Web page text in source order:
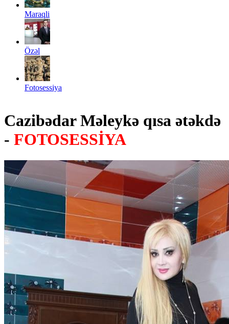
Maraqli
Özəl
Fotosessiya
Cazibədar Məleykə qısa ətəkdə
- FOTOSESSİYA